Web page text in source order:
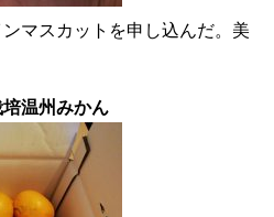
マスカットを申し込んだ。美
温州みかん